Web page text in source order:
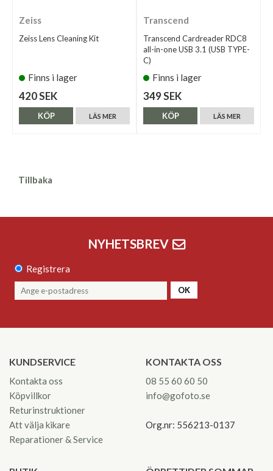
Zeiss
Zeiss Lens Cleaning Kit
Finns i lager
420 SEK
LÄS MER
KÖP
Transcend
Transcend Cardreader RDC8
all-in-one USB 3.1 (USB TYPE-
C)
Finns i lager
349 SEK
LÄS MER
KÖP
Tillbaka
NYHETSBREV
Registrera
OK
KUNDSERVICE
Kontakta oss
Köpvillkor
Returinstruktioner
Att välja kikare
Reparationer & Service
KONTAKTA OSS
08 55 60 60 50
info@gofoto.se
Org.nr: 556213-0137